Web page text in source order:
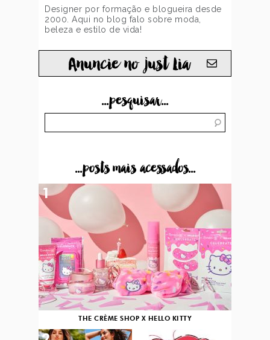
Designer por formação e blogueira desde
2000. Aqui no blog falo sobre moda,
beleza e estilo de vida!
Anuncie no just Lia
...pesquisar...
...posts mais acessados...
THE CRÈME SHOP X HELLO KITTY
1